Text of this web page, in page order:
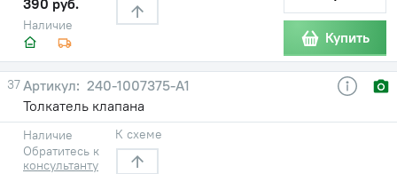
Наличие
Купить
37
240-1007375-А1
Толкатель клапана
Наличие
Обратитесь к
консультанту
К схеме